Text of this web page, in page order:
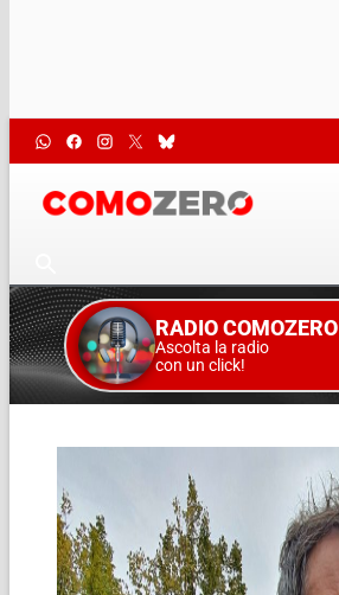
RADIO COMOZERO
Ascolta la radio
con un click!